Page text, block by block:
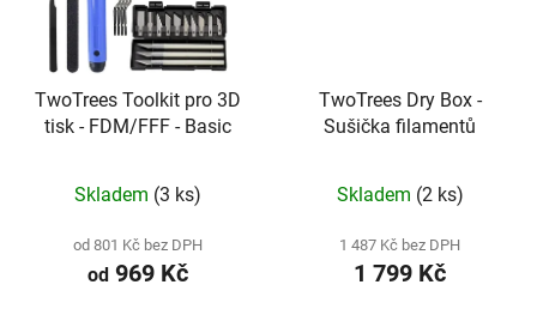
TwoTrees Toolkit pro 3D
tisk - FDM/FFF - Basic
Skladem (3 ks)
od 801 Kč bez DPH
od969 Kč
TwoTrees Dry Box -
Sušička filamentů
Skladem (2 ks)
1 487 Kč bez DPH
1 799 Kč